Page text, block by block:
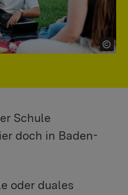
Schule
doch in Baden-
oder duales